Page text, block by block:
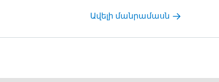
Ավելի մանրամասն